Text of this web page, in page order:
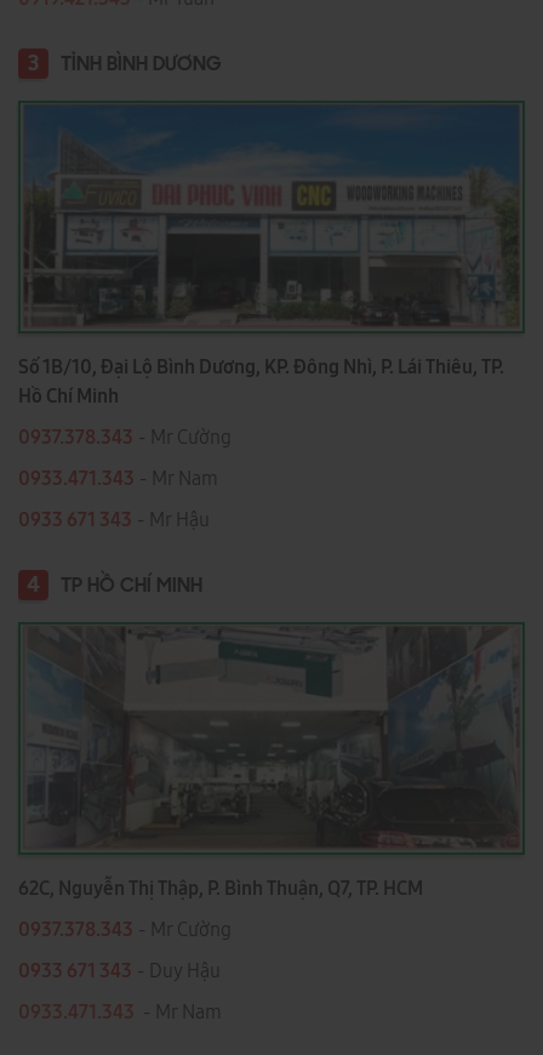
3 TỈNH BÌNH DƯƠNG
Số 1B/10, Đại Lộ Bình Dương, KP. Đông Nhì, P. Lái Thiêu, TP.
Hồ Chí Minh
0937.378.343 - Mr Cường
0933.471.343 - Mr Nam
0933 671 343 - Mr Hậu
4 TP HỒ CHÍ MINH
62C, Nguyễn Thị Thập, P. Bình Thuận, Q7, TP. HCM
0937.378.343 - Mr Cường
0933 671 343 - Duy Hậu
0933.471.343 - Mr Nam